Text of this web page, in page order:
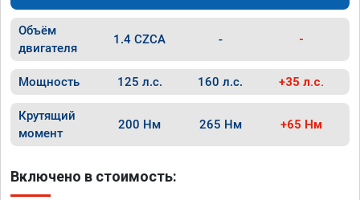
Объём
двигателя
1.4 CZCA - -
Мощность 125 л.с. 160 л.с. +35 л.с.
Крутящий
момент
200 Нм 265 Нм +65 Нм
Включено в стоимость: